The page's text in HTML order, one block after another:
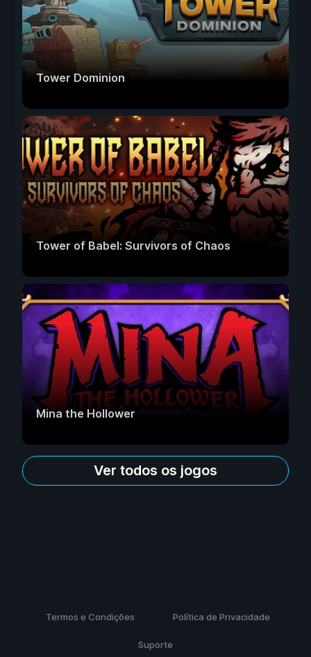
Tower Dominion
Tower of Babel: Survivors of Chaos
Mina the Hollower
Ver todos os jogos
Termos e Condições Política de Privacidade
Suporte